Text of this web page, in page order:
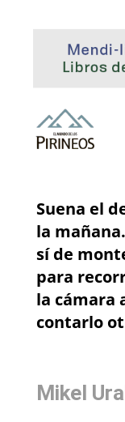
Suena el
la
sí de
para
la cámara
contarlo
Mikel